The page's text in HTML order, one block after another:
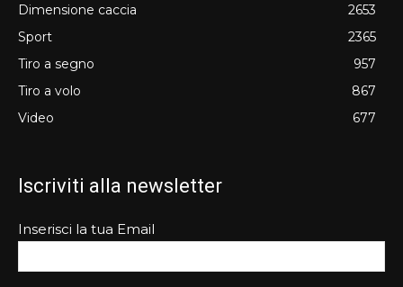
Dimensione caccia
2653
Sport
2365
Tiro a segno
957
Tiro a volo
867
Video
677
Iscriviti alla newsletter
Inserisci la tua Email